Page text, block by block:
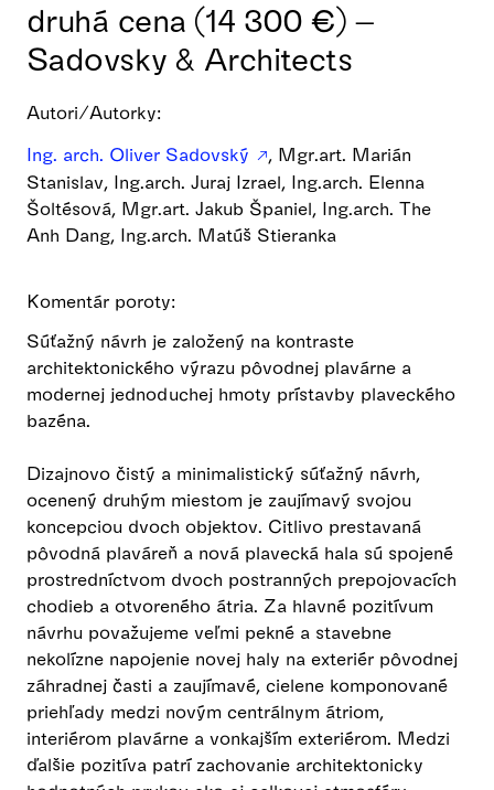
druhá cena (14 300 €) –
Sadovsky & Architects
Autori/Autorky:
Ing. arch. Oliver Sadovský
, Mgr.art. Marián
Stanislav, Ing.arch. Juraj Izrael, Ing.arch. Elenna
Šoltésová, Mgr.art. Jakub Španiel, Ing.arch. The
Anh Dang, Ing.arch. Matúš Stieranka
Komentár poroty:
Súťažný návrh je založený na kontraste
architektonického výrazu pôvodnej plavárne a
modernej jednoduchej hmoty prístavby plaveckého
bazéna.
Dizajnovo čistý a minimalistický súťažný návrh,
ocenený druhým miestom je zaujímavý svojou
koncepciou dvoch objektov. Citlivo prestavaná
pôvodná plaváreň a nová plavecká hala sú spojené
prostredníctvom dvoch postranných prepojovacích
chodieb a otvoreného átria. Za hlavné pozitívum
návrhu považujeme veľmi pekné a stavebne
nekolízne napojenie novej haly na exteriér pôvodnej
záhradnej časti a zaujímavé, cielene komponované
priehľady medzi novým centrálnym átriom,
interiérom plavárne a vonkajším exteriérom. Medzi
ďalšie pozitíva patrí zachovanie architektonicky